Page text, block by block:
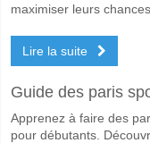
maximiser leurs
Lire la suite
Guide des paris
Apprenez à faire des
pour débutants.